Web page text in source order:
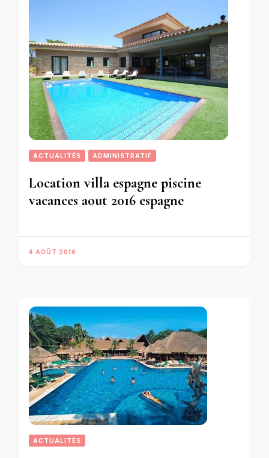
ACTUALITÉS ADMINISTRATIF
Location villa espagne piscine
vacances aout 2016 espagne
4 AOÛT 2016
ACTUALITÉS